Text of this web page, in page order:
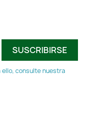
ello, consulte nuestra